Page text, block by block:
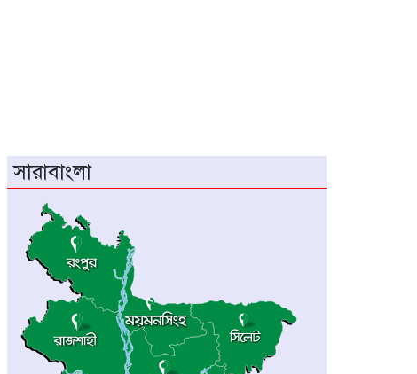
অধিভুক্ত কলেজগুলোতে সাইবার
বাগেরহাটে স্বাস্থ্য কমপ্লেক্সে আকস্মিক
পরিদর্শনে স্বাস্থ্যমন্ত্রী, অনিয়মে ক্ষোভ
প্রকাশ
ম্যানিলায় চীন-আসিয়ান পররাষ্ট্রমন্ত্রীদের
বৈঠক
‎চট্টগ্রামে প্রথমবারের মতো অনুষ্ঠিত হলো
সারাবাংলা